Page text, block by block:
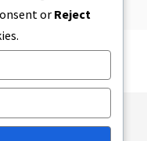
Ethics Policy
or Reject